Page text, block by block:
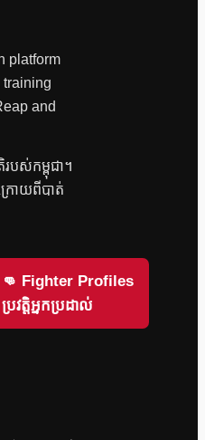
platform
training
and
របស់កម្ពុជា។
ក្រោយពីបាត់
👊 Fighter Profiles
ប្រវត្តិអ្នកប្រដាល់